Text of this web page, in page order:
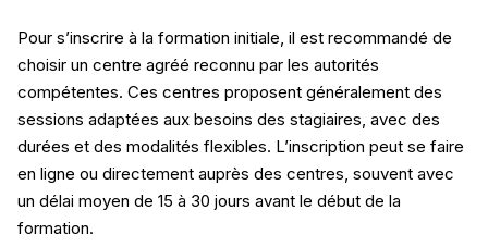
Pour s’inscrire à la formation initiale, il est recommandé de
choisir un centre agréé reconnu par les autorités
compétentes. Ces centres proposent généralement des
sessions adaptées aux besoins des stagiaires, avec des
durées et des modalités flexibles. L’inscription peut se faire
en ligne ou directement auprès des centres, souvent avec
un délai moyen de 15 à 30 jours avant le début de la
formation.